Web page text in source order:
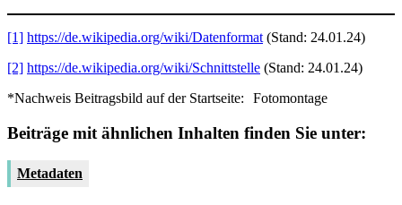
[1] https://de.wikipedia.org/wiki/Datenformat (Stand: 24.01.24)
[2] https://de.wikipedia.org/wiki/Schnittstelle (Stand: 24.01.24)
*Nachweis Beitragsbild auf der Startseite:
Fotomontage
Beiträge mit ähnlichen Inhalten finden Sie unter:
Metadaten